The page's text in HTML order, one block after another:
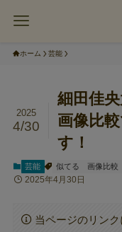
ホーム 芸能
細田佳
画像比
す！
2025
4/30
芸能 似てる 画像比較
2025年4月30日
当ページのリンク